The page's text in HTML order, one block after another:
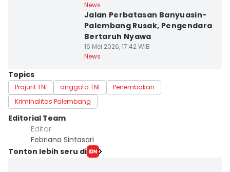
News
Jalan Perbatasan Banyuasin-
Palembang Rusak, Pengendara
Bertaruh Nyawa
16 Mei 2026, 17:42 WIB
News
Topics
Prajurit TNI anggota TNI
Penembakan
Kriminalitas Palembang
Editorial Team
Editor
Febriana Sintasari
Tonton lebih seru di